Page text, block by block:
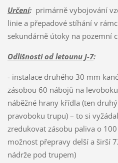
Určení:primárně vybojování
linie a přepadové stíhání v
sekundárně útoky na pozemní
Odlišnosti od letounu J-7:
- instalace druhého 30 mm
zásobou 60 nábojů na
náběžné hrany křídla (ten
pravoboku trupu) – to si
zredukovat zásobu paliva o
možnost přepravy delší a širší
nádrže pod trupem)